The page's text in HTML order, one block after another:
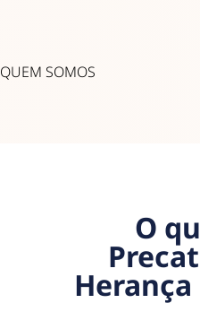
QUEM SOMOS
O